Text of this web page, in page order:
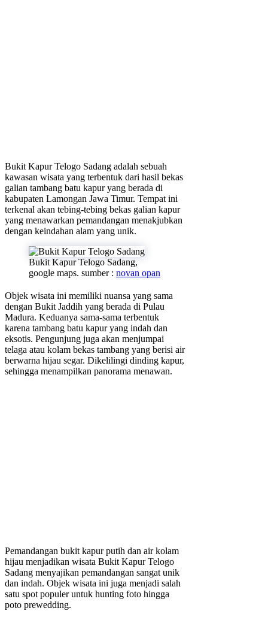
Bukit Kapur Telogo Sadang adalah sebuah
kawasan wisata yang terbentuk dari hasil bekas
galian tambang batu kapur yang berada di
kabupaten Lamongan Jawa Timur. Tempat ini
terkenal akan tebing-tebing bekas galian kapur
yang menawarkan pemandangan menakjubkan
dengan keindahan alam yang unik.
Bukit Kapur Telogo Sadang,
google maps. sumber : novan opan
Objek wisata ini memiliki nuansa yang sama
dengan Bukit Jaddih yang berada di Pulau
Madura. Keduanya sama-sama terbentuk
karena tambang batu kapur yang indah dan
eksotis. Pengunjung juga akan menjumpai
telaga atau kolam bekas tambang yang berisi air
berwarna hijau segar. Dikelilingi dinding kapur,
sehingga menampilkan panorama menawan.
Pemandangan bukit kapur putih dan air kolam
hijau menjadikan wisata Bukit Kapur Telogo
Sadang menyajikan pemandangan sangat unik
dan indah. Objek wisata ini juga menjadi salah
satu spot populer untuk hunting foto hingga
poto prewedding.